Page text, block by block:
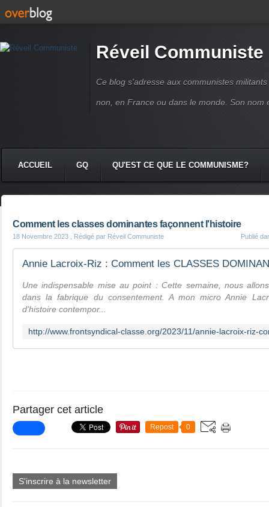
Réveil Communiste
Ce blog s'adresse aux communistes
non, en France ou dans le monde. Son nom
ACCUEIL GQ QU'EST CE QUE LE COMMUNISME?
Comment les classes dominantes façonnent l'histoire
18 Novembre 2023 , Rédigé par Réveil Communiste Publié
Une indispensable mise au point : Cette semaine, nous
dans la fabrique du consentement. A mon micro Annie
d'histoire contempor...
Partager cet article
Repost 0
S'inscrire à la newsletter